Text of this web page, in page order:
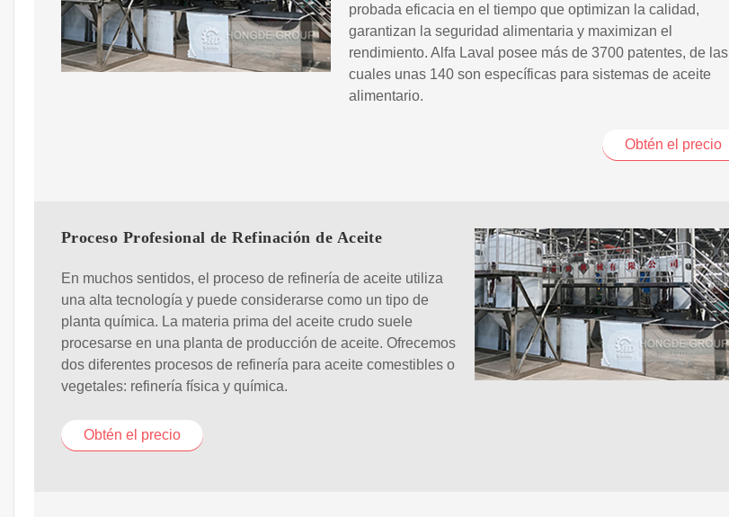
probada eficacia en el tiempo que optimizan la calidad,
garantizan la seguridad alimentaria y maximizan el
rendimiento. Alfa Laval posee más de 3700 patentes, de las
cuales unas 140 son específicas para sistemas de aceite
alimentario.
Obtén el precio
Proceso Profesional de Refinación de Aceite
En muchos sentidos, el proceso de refinería de aceite utiliza
una alta tecnología y puede considerarse como un tipo de
planta química. La materia prima del aceite crudo suele
procesarse en una planta de producción de aceite. Ofrecemos
dos diferentes procesos de refinería para aceite comestibles o
vegetales: refinería física y química.
Obtén el precio